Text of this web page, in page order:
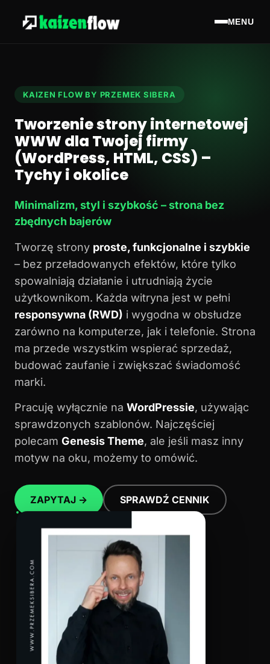
MENU
KAIZEN FLOW BY PRZEMEK SIBERA
Tworzenie strony internetowej
WWW dla Twojej firmy
(WordPress, HTML, CSS) –
Tychy i okolice
Minimalizm, styl i szybkość – strona bez
zbędnych bajerów
Tworzę strony proste, funkcjonalne i szybkie
– bez przeładowanych efektów, które tylko
spowalniają działanie i utrudniają życie
użytkownikom. Każda witryna jest w pełni
responsywna (RWD) i wygodna w obsłudze
zarówno na komputerze, jak i telefonie. Strona
ma przede wszystkim wspierać sprzedaż,
budować zaufanie i zwiększać świadomość
marki.
Pracuję wyłącznie na WordPressie, używając
sprawdzonych szablonów. Najczęściej
polecam Genesis Theme, ale jeśli masz inny
motyw na oku, możemy to omówić.
ZAPYTAJ → SPRAWDŹ CENNIK